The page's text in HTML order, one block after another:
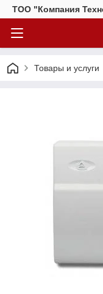
ТОО "Компания
Товары и услуги